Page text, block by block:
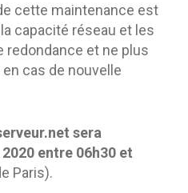
cette maintenance est
capacité réseau et les
redondance et ne plus
cas de nouvelle
sera
entre 06h30 et
Paris).